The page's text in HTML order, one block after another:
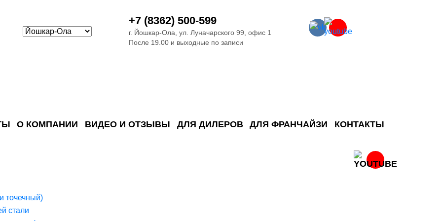
+7 (8362) 500-599
г. Йошкар-Ола, ул. Луначарского 99, офис 1
После 19.00 и выходные по записи
О КОМПАНИИ ВИДЕО И ОТЗЫВЫ ДЛЯ ДИЛЕРОВ ДЛЯ ФРАНЧАЙЗИ КОНТАКТЫ
точечный)
стали